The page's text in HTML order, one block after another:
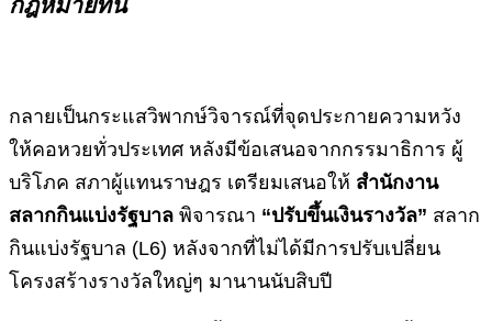
กลายเป็นกระแสวิพากษ์วิจารณ์ที่จุดประกายความหวัง
ให้คอหวยทั่วประเทศ หลังมีข้อเสนอจากกรรมาธิการ ผู้
บริโภค สภาผู้แทนราษฎร เตรียมเสนอให้ สำนักงาน
สลากกินแบ่งรัฐบาล พิจารณา “ปรับขึ้นเงินรางวัล” สลาก
กินแบ่งรัฐบาล (L6) หลังจากที่ไม่ได้มีการปรับเปลี่ยน
โครงสร้างรางวัลใหญ่ๆ มานานนับสิบปี